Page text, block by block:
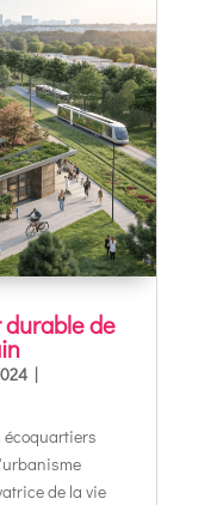
durable de
|
écoquartiers
de la vie